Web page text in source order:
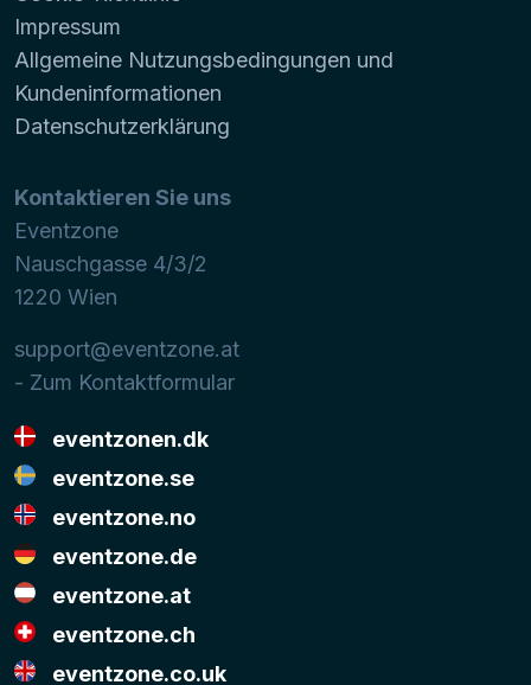
Impressum
Allgemeine Nutzungsbedingungen und
Kundeninformationen
Datenschutzerklärung
Kontaktieren Sie uns
Eventzone
Nauschgasse 4/3/2
1220 Wien
support@eventzone.at
- Zum Kontaktformular
eventzonen.dk
eventzone.se
eventzone.no
eventzone.de
eventzone.at
eventzone.ch
eventzone.co.uk